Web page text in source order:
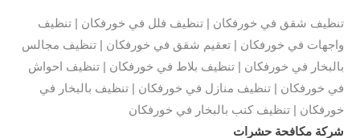
تنظيف شقق في خورفكان | تنظيف فلل في خورفكان | تنظيف
واجهات في خورفكان | تعقيم شقق في خورفكان | تنظيف مجالس
بالبخار في خورفكان | تنظيف بلاط في خورفكان | تنظيف احواش
في خورفكان | تنظيف منازل في خورفكان | تنظيف بالبخار في
خورفكان | تنظيف كنب بالبخار في خورفكان
شركة مكافحة حشرات